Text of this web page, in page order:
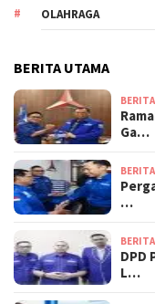
OLAHRAGA
BERITA UTAMA
BERITA
Ga…
BERITA
…
BERITA
DPD
L…